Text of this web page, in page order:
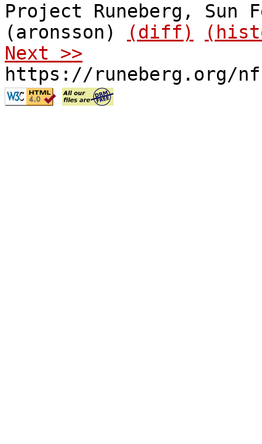
Project Runeberg, Sun
(aronsson)
(diff)
Next >>
https://runeberg.org/